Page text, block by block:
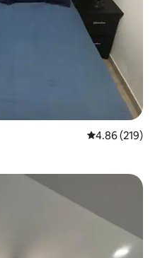
평점 4.86점(5
4.86 (219)